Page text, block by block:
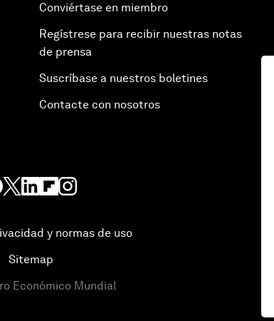
Conviértase en miembro
Regístrese para recibir nuestras notas
de prensa
Suscríbase a nuestros boletines
Contacte con nosotros
y normas de uso
Sitemap
Económico Mundial